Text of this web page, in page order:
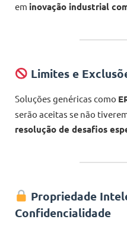
em inovação industrial
Limites e
Soluções genéricas como
serão aceitas se não
resolução de desafios
Propriedade
Confidencialidade